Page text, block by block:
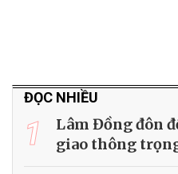
ĐỌC NHIỀU
1
Lâm Đồng đôn
giao thông